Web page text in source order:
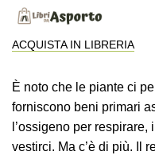
ACQUISTA IN LIBRERIA
È noto che le piante ci
forniscono beni primari
l’ossigeno per
vestirci. Ma c’è di più. Il